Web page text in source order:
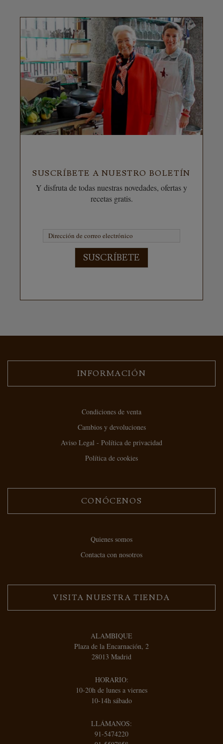
SUSCRÍBETE A NUESTRO BOLETÍN
Y disfruta de todas nuestras novedades, ofertas y
recetas gratis.
SUSCRÍBETE
INFORMACIÓN
Condiciones de venta
Cambios y devoluciones
Aviso Legal - Política de privacidad
Política de cookies
CONÓCENOS
Quienes somos
Contacta con nosotros
VISITA NUESTRA TIENDA
ALAMBIQUE
Plaza de la Encarnación, 2
28013 Madrid
HORARIO:
10-20h de lunes a viernes
10-14h sábado
LLÁMANOS:
91-5474220